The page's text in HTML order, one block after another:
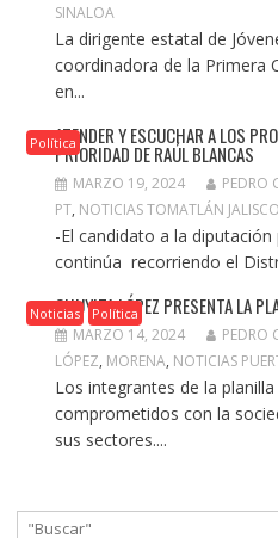
SINALOA
La dirigente estatal de
coordinadora de la Primera
en...
PolíticaATENDER Y ESCUCHAR A LOS
PRIORIDAD DE RAÚL BLANCAS
MARZO 19, 2024 PEDRO
PT, NOTICIAS TOMATLÁN JALISCO
-El candidato a la
continúa recorriendo el
Noticias Política
CHUYITA LÓPEZ PRESENTA LA
MARZO 14, 2024 PEDRO
LÓPEZ, MORENA, NOTICIAS
Los integrantes de la
comprometidos con la
sus sectores....